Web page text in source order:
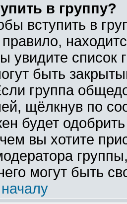
в группу?
вступить в
правило,
увидите список
быть
группа
щёлкнув по
будет
вы хотите
могут быть